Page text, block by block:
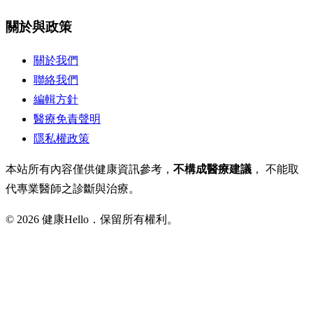
關於與政策
關於我們
聯絡我們
編輯方針
醫療免責聲明
隱私權政策
本站所有內容僅供健康資訊參考， 不構成醫療建議 ， 不能取
代專業醫師之診斷與治療。
© 2026 健康Hello．保留所有權利。